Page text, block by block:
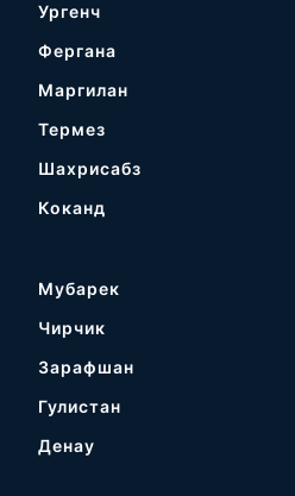
Ургенч
Фергана
Маргилан
Термез
Шахрисабз
Коканд
Мубарек
Чирчик
Зарафшан
Гулистан
Денау